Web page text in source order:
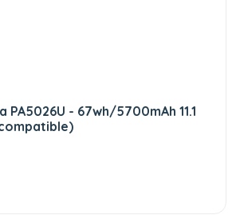
PA5026U - 67wh/5700mAh 11.1